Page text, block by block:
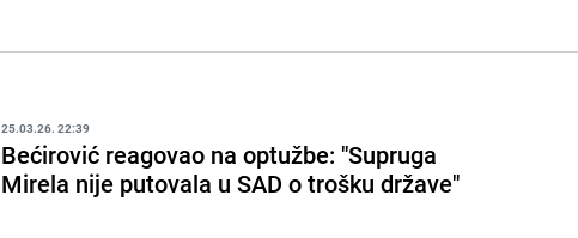
25.03.26. 22:39
Bećirović reagovao na optužbe: "Supruga
Mirela nije putovala u SAD o trošku države"